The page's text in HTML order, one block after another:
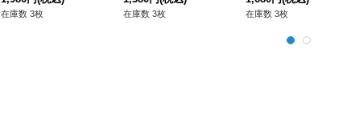
ター》
在庫数 3枚 在庫数 3枚
ター》
在庫数 3枚